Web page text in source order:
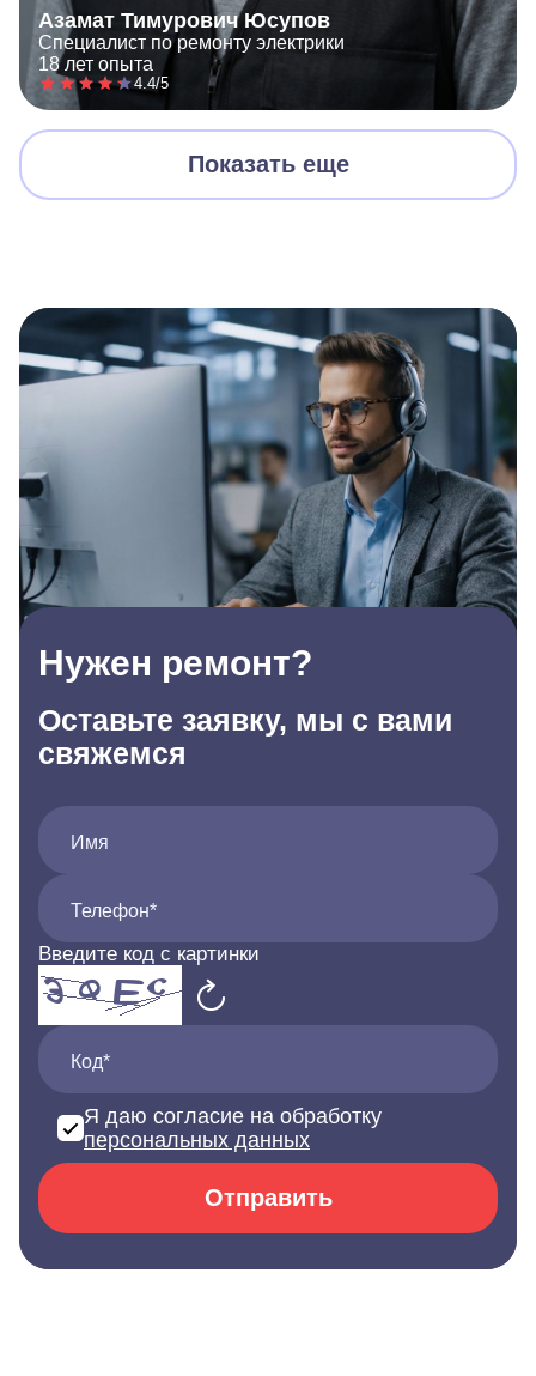
Азамат Тимурович Юсупов
Специалист по ремонту электрики
18 лет опыта
4.4/5
Показать еще
Нужен ремонт?
Оставьте заявку, мы с вами
свяжемся
Имя
Телефон*
Введите код с картинки
Код*
Я даю согласие на обработку
персональных данных
Отправить